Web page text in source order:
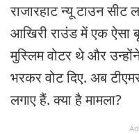
राजारहाट न्यू टाउन
आखिरी राउंड में एक ऐसा
मुस्लिम वोटर थे और
भरकर वोट दिए. अब
लगाए हैं. क्या है मामला?